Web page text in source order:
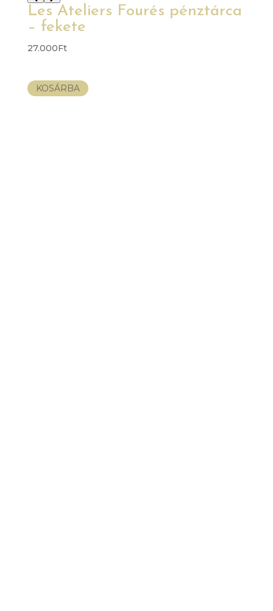
Les Ateliers Fourés pénztárca
– fekete
27.000Ft
KOSÁRBA